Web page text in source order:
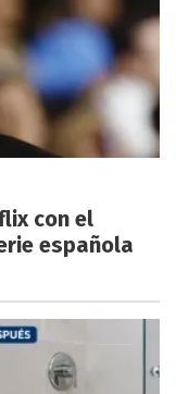
con el
española